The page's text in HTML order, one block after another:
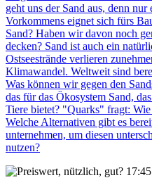
geht uns der Sand aus, denn
Vorkommens eignet sich fürs
Sand? Haben wir davon noch
decken? Sand ist auch ein
Ostseestrände verlieren
Klimawandel. Weltweit sind
Was können wir gegen den
das für das Ökosystem Sand,
Tiere bietet? "Quarks" fragt:
Welche Alternativen gibt es
unternehmen, um diesen
nutzen?
17:45